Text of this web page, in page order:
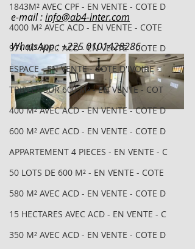
1843M² AVEC CPF - EN VENTE - COTE D
4000 M² AVEC ACD - EN VENTE - COTE
971 M² AVEC ACD - EN VENTE - COTE D
ESPACE - EN VENTE - COTE D'IVOIRE -
TRIPLEX SUR 600 M² - EN VENTE - COT
400 M² AVEC ACD - EN VENTE - COTE D
600 M² AVEC ACD - EN VENTE - COTE D
APPARTEMENT 4 PIECES - EN VENTE - C
50 LOTS DE 600 M² - EN VENTE - COTE
580 M² AVEC ACD - EN VENTE - COTE D
15 HECTARES AVEC ACD - EN VENTE - C
350 M² AVEC ACD - EN VENTE - COTE D
e-mail : info@ab4-inter.com
WhatsApp : +225 0101428286